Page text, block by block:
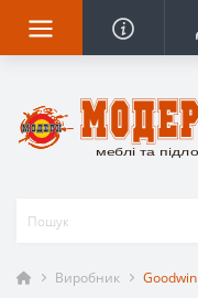
Виробник Goodwin